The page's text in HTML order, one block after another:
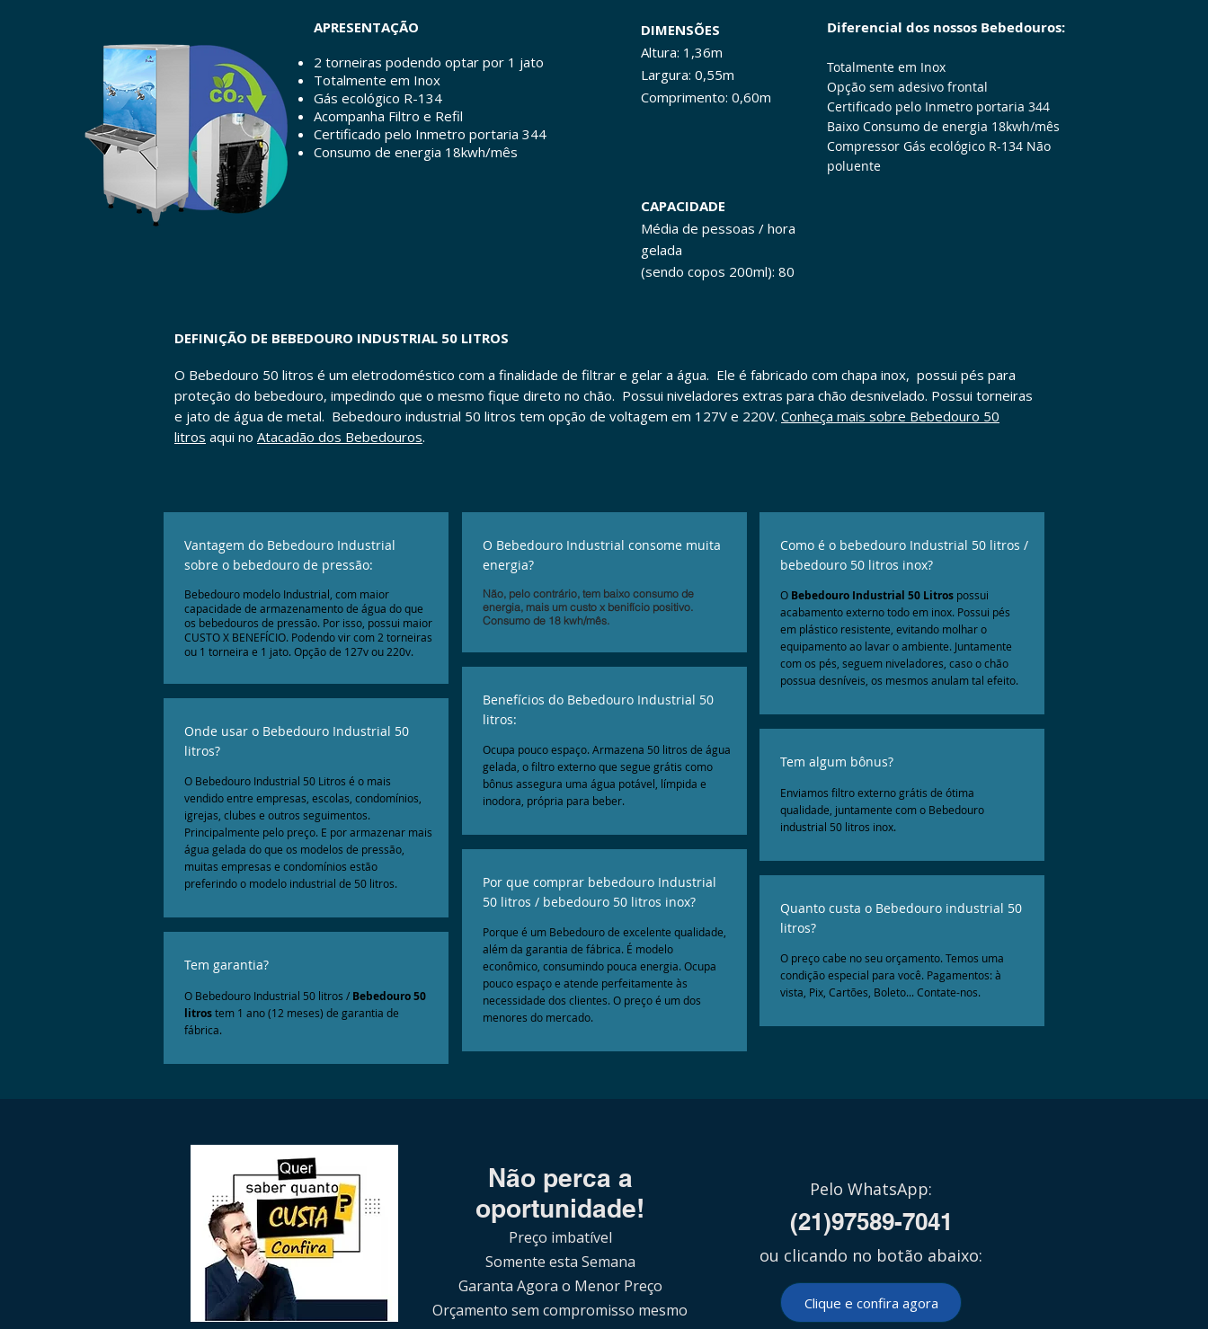
APRESENTAÇÃO
2 torneiras podendo optar por 1 jato
Totalmente em Inox
Gás ecológico R-134
Acompanha Filtro e Refil
Certificado pelo Inmetro portaria 344
Consumo de energia 18kwh/mês
DIMENSÕES
Altura: 1,36m
Largura: 0,55m
Comprimento: 0,60m
CAPACIDADE
Média de pessoas / hora
gelada
(sendo copos 200ml): 80
DEFINIÇÃO DE BEBEDOURO INDUSTRIAL 50 LITROS
O Bebedouro 50 litros é um eletrodoméstico com a finalidade de filtrar e gelar a água. Ele é fabricado com chapa inox, possui pés para
proteção do bebedouro, impedindo que o mesmo fique direto no chão. Possui niveladores extras para chão desnivelado. Possui torneiras
e jato de água de metal. Bebedouro industrial 50 litros tem opção de voltagem em 127V e 220V. Conheça mais sobre Bebedouro 50
litros aqui no Atacadão dos Bebedouros.
Diferencial dos nossos Bebedouros:
Totalmente em Inox
Opção sem adesivo frontal
Certificado pelo Inmetro portaria 344
Baixo Consumo de energia 18kwh/mês
Compressor Gás ecológico R-134 Não
poluente
Vantagem do Bebedouro Industrial
sobre o bebedouro de pressão:
Bebedouro modelo Industrial, com maior
capacidade de armazenamento de água do que
os bebedouros de pressão. Por isso, possui maior
CUSTO X BENEFÍCIO. Podendo vir com 2 torneiras
ou 1 torneira e 1 jato. Opção de 127v ou 220v.
Onde usar o Bebedouro Industrial 50
litros?
O Bebedouro Industrial 50 Litros é o mais
vendido entre empresas, escolas, condomínios,
igrejas, clubes e outros seguimentos.
Principalmente pelo preço. E por armazenar mais
água gelada do que os modelos de pressão,
muitas empresas e condomínios estão
preferindo o modelo industrial de 50 litros.
Tem garantia?
O Bebedouro Industrial 50 litros / Bebedouro 50
litrostem 1 ano (12 meses) de garantia de
fábrica.
O Bebedouro Industrial consome muita
energia?
Não, pelo contrário, tem baixo consumo de
energia, mais um custo x benifício positivo.
Consumo de 18 kwh/mês.
Benefícios do Bebedouro Industrial 50
litros:
Ocupa pouco espaço. Armazena 50 litros de água
gelada, o filtro externo que segue grátis como
bônus assegura uma água potável, límpida e
inodora, própria para beber.
Por que comprar bebedouro Industrial
50 litros / bebedouro 50 litros inox?
Porque é um Bebedouro de excelente qualidade,
além da garantia de fábrica. É modelo
econômico, consumindo pouca energia. Ocupa
pouco espaço e atende perfeitamente às
necessidade dos clientes. O preço é um dos
menores do mercado.
Como é o bebedouro Industrial 50 litros /
bebedouro 50 litros inox?
O Bebedouro Industrial 50 Litros possui
acabamento externo todo em inox. Possui pés
em plástico resistente, evitando molhar o
equipamento ao lavar o ambiente. Juntamente
com os pés, seguem niveladores, caso o chão
possua desníveis, os mesmos anulam tal efeito.
Tem algum bônus?
Enviamos filtro externo grátis de ótima
qualidade, juntamente com o Bebedouro
industrial 50 litros inox.
Quanto custa o Bebedouro industrial 50
litros?
O preço cabe no seu orçamento. Temos uma
condição especial para você. Pagamentos: à
vista, Pix, Cartões, Boleto... Contate-nos.
Não perca a
oportunidade!
Preço imbatível
Somente esta Semana
Garanta Agora o Menor Preço
Orçamento sem compromisso mesmo
Pelo WhatsApp:
(21)97589-7041
ou clicando no botão abaixo:
Clique e confira agora